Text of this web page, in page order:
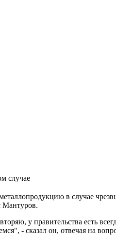
случае
в случае
Мантуров.
у правительства есть
- сказал он, отвечая на